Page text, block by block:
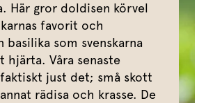
Här gror doldisen körvel
favorit och
basilika som svenskarna
Våra senaste
just det; små skott
rädisa och krasse. De